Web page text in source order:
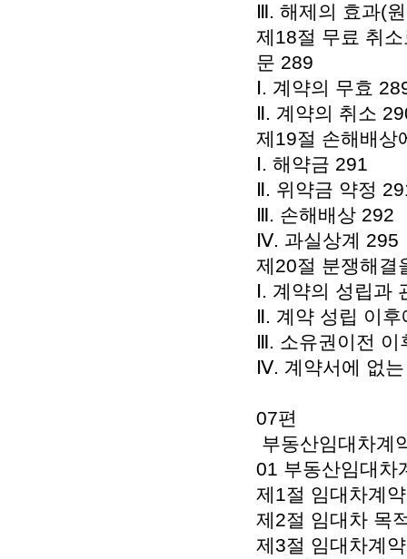
Ⅲ. 해제의 효과(
제18절 무료 취
문 289
Ⅰ. 계약의 무효
Ⅱ. 계약의 취소
제19절 손해배상
Ⅰ. 해약금 291
Ⅱ. 위약금 약정
Ⅲ. 손해배상 292
Ⅳ. 과실상계 295
제20절 분쟁해결
Ⅰ. 계약의 성립과
Ⅱ. 계약 성립 이
Ⅲ. 소유권이전 이
Ⅳ. 계약서에 없
07편
부동산임대차계
01 부동산임대차
제1절 임대차계
제2절 임대차 목
제3절 임대차계